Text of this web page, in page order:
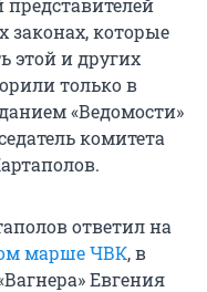
законах, которые
этой и других
только в
«Ведомости»
комитета
ответил на
марше ЧВК, в
Евгения